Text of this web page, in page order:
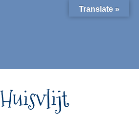
Huisvlijt
Translate »